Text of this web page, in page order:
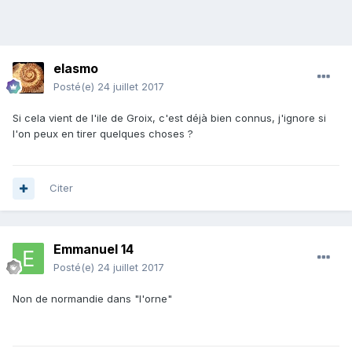
elasmo
Posté(e) 24 juillet 2017
Si cela vient de l'ile de Groix, c'est déjà bien connus, j'ignore si
l'on peux en tirer quelques choses ?
Citer
Emmanuel 14
Posté(e) 24 juillet 2017
Non de normandie dans "l'orne"